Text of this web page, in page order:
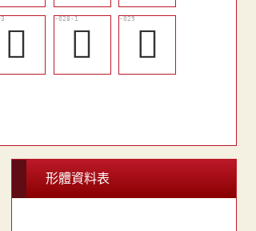
𨶚 󶗂
󶗅
形體資料表